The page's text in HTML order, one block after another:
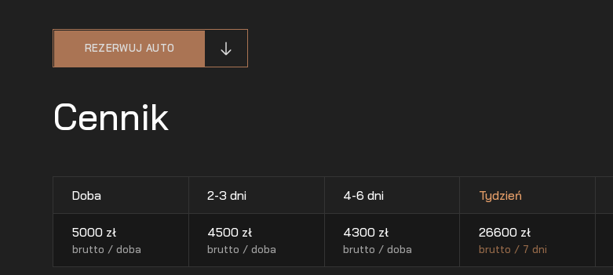
REZERWUJ AUTO
Cennik
Doba
5000zł
brutto / doba
2-3 dni
4500 zł
brutto / doba
4-6 dni
4300zł
brutto / doba
Tydzień
26600zł
brutto / 7 dni